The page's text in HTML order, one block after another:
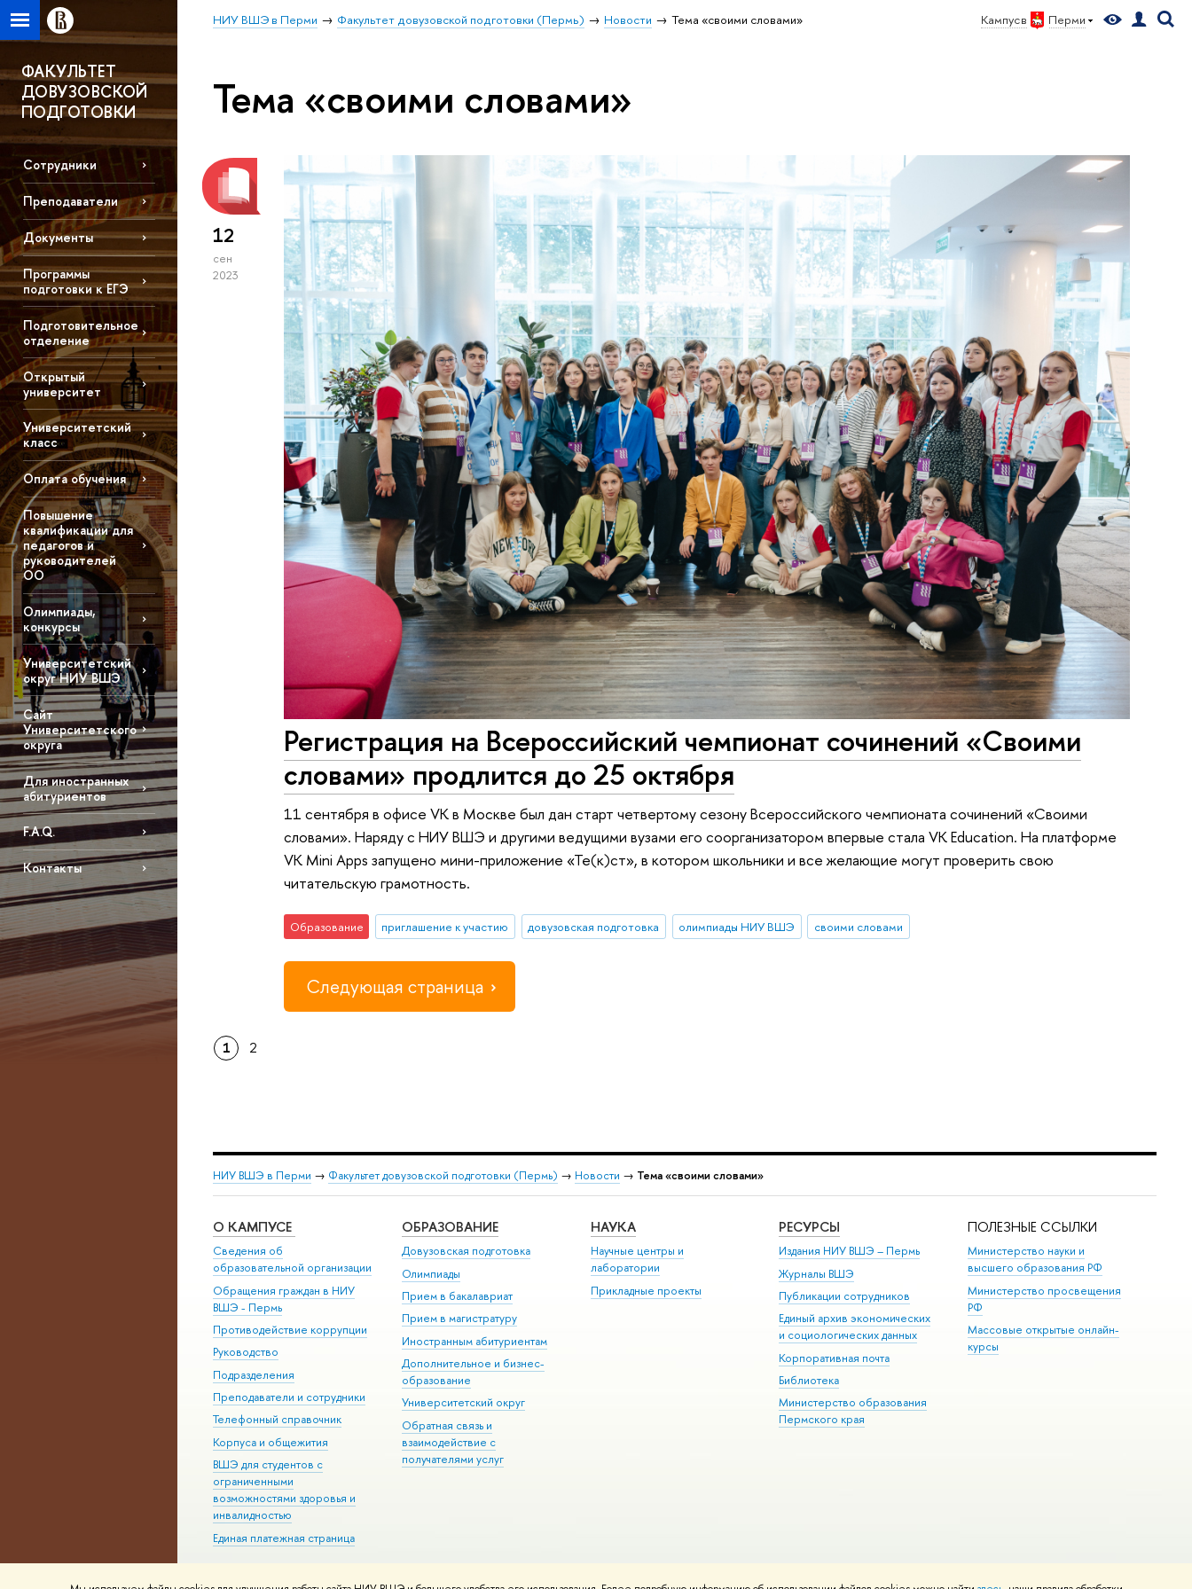
Кампус в Перми
НИУ ВШЭ в Перми Факультет довузовской подготовки (Пермь) Новости Тема «своими словами»
ФАКУЛЬТЕТ
ДОВУЗОВСКОЙ
ПОДГОТОВКИ
Сотрудники
Преподаватели
Документы
Программы
подготовки к ЕГЭ
Подготовительное
отделение
Открытый
университет
Университетский
класс
Оплата обучения
Повышение
квалификации для
педагогов и
руководителей
ОО
Олимпиады,
конкурсы
Университетский
округ НИУ ВШЭ
Сайт
Университетского
округа
Для иностранных
абитуриентов
F.A.Q.
Контакты
Тема «своими словами»
12
сен
2023
Регистрация на Всероссийский чемпионат сочинений «Своими
словами» продлится до 25 октября
11 сентября в офисе VК в Москве был дан старт четвертому сезону Всероссийского чемпионата сочинений «Своими
словами». Наряду с НИУ ВШЭ и другими ведущими вузами его соорганизатором впервые стала VK Education. На платформе
VK Mini Apps запущено мини-приложение «Те(к)ст», в котором школьники и все желающие могут проверить свою
читательскую грамотность.
Образование приглашение к участию довузовская подготовка олимпиады НИУ ВШЭ своими словами
Следующая страница
1 2
НИУ ВШЭ в Перми → Факультет довузовской подготовки (Пермь) → Новости → Тема «своими словами»
О КАМПУСЕ
Сведения об
образовательной организации
Обращения граждан в НИУ
ВШЭ - Пермь
Противодействие коррупции
Руководство
Подразделения
Преподаватели и сотрудники
Телефонный справочник
Корпуса и общежития
ВШЭ для студентов с
ограниченными
возможностями здоровья и
инвалидностью
Единая платежная страница
ОБРАЗОВАНИЕ
Довузовская подготовка
Олимпиады
Прием в бакалавриат
Прием в магистратуру
Иностранным абитуриентам
Дополнительное и бизнес-
образование
Университетский округ
Обратная связь и
взаимодействие с
получателями услуг
НАУКА
Научные центры и
лаборатории
Прикладные проекты
РЕСУРСЫ
Издания НИУ ВШЭ ­– Пермь
Журналы ВШЭ
Публикации сотрудников
Единый архив экономических
и социологических данных
Корпоративная почта
Библиотека
Министерство образования
Пермского края
ПОЛЕЗНЫЕ ССЫЛКИ
Министерство науки и
высшего образования РФ
Министерство просвещения
РФ
Массовые открытые онлайн-
курсы